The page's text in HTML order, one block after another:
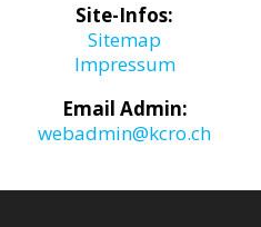
Site-Infos:
Sitemap
Impressum
Email Admin:
webadmin@kcro.ch